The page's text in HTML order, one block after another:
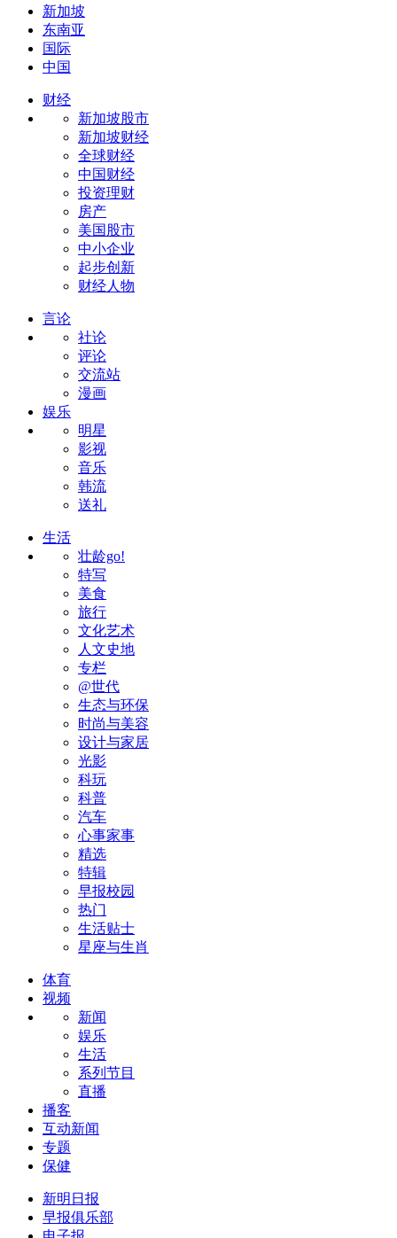
新加坡
东南亚
国际
中国
财经
新加坡股市
新加坡财经
全球财经
中国财经
投资理财
房产
美国股市
中小企业
起步创新
财经人物
言论
社论
评论
交流站
漫画
娱乐
明星
影视
音乐
韩流
送礼
生活
壮龄go!
特写
美食
旅行
文化艺术
人文史地
专栏
@世代
生态与环保
时尚与美容
设计与家居
光影
科玩
科普
汽车
心事家事
精选
特辑
早报校园
热门
生活贴士
星座与生肖
体育
视频
新闻
娱乐
生活
系列节目
直播
播客
互动新闻
专题
保健
新明日报
早报俱乐部